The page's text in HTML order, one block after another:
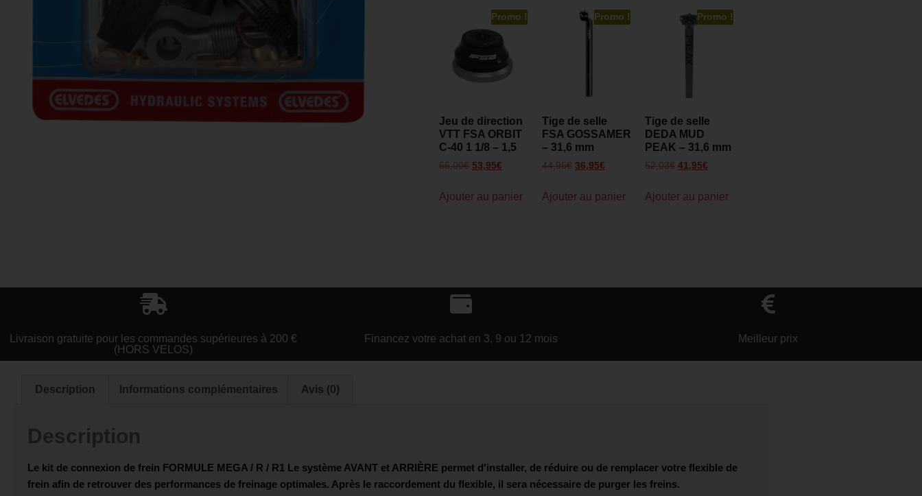
Promo !
Jeu de direction
VTT FSA ORBIT
C-40 1 1/8 – 1,5
66,00€ 53,95€
Ajouter au panier
Promo !
Tige de selle
FSA GOSSAMER
– 31,6 mm
44,95€ 36,95€
Ajouter au panier
Promo !
Tige de selle
DEDA MUD
PEAK – 31,6 mm
52,03€ 41,95€
Ajouter au panier
Livraison gratuite pour les commandes supérieures à 200 €
(HORS VELOS)
Financez votre achat en 3, 9 ou 12 mois Meilleur prix
Description Informations complémentaires Avis (0)
Description
Le kit de connexion de frein FORMULE MEGA / R / R1 Le système AVANT et ARRIÈRE permet d'installer, de réduire ou de remplacer votre flexible de
frein afin de retrouver des performances de freinage optimales. Après le raccordement du flexible, il sera nécessaire de purger les freins.